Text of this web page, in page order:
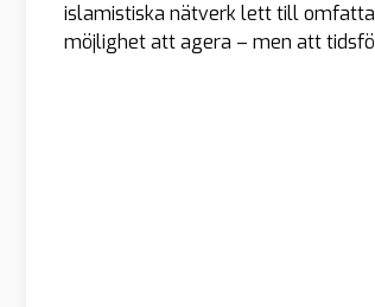
islamistiska nätverk lett till
möjlighet att agera – men att